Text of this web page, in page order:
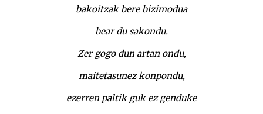
bakoitzak bere bizimodua
bear du sakondu.
Zer gogo dun artan ondu,
maitetasunez konpondu,
ezerren paltik guk ez genduke